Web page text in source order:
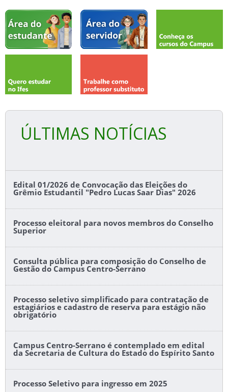
ÚLTIMAS NOTÍCIAS
Edital 01/2026 de Convocação das Eleições do
Grêmio Estudantil "Pedro Lucas Saar Dias" 2026
Processo eleitoral para novos membros do Conselho
Superior
Consulta pública para composição do Conselho de
Gestão do Campus Centro-Serrano
Processo seletivo simplificado para contratação de
estagiários e cadastro de reserva para estágio não
obrigatório
Campus Centro-Serrano é contemplado em edital
da Secretaria de Cultura do Estado do Espírito Santo
Processo Seletivo para ingresso em 2025